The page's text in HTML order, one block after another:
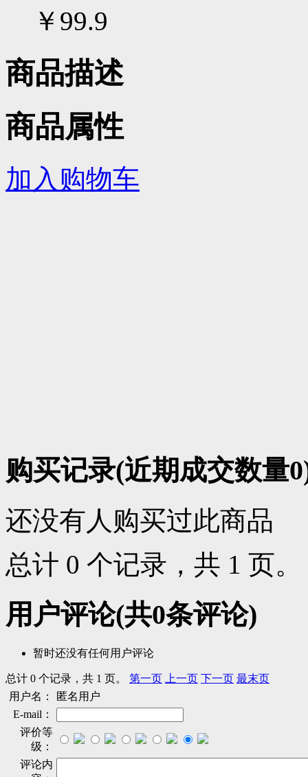
￥99.9
商品描述
商品属性
加入购物车
购买记录(近期成交数量0
还没有人购买过此商品
总计 0 个记录，共 1 页。
用户评论(共0条评论)
暂时还没有任何用户评论
总计 0 个记录，共 1 页。 第一页 上一页 下一页 最末页
用户名：
匿名用户
E-mail：
评价等
级：
评论内